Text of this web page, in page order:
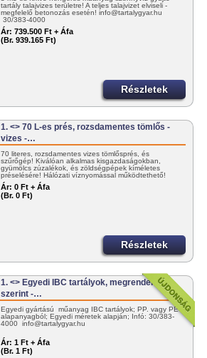
tartály talajvizes területre! A teljes talajvizet elviseli -
megfelelő betonozás esetén! info@tartalygyar.hu
30/383-4000
Ár: 739.500 Ft + Áfa
(Br. 939.165 Ft)
Részletek
1. <> 70 L-es prés, rozsdamentes tömlős -
vizes -…
70 literes, rozsdamentes vizes tömlősprés, és
szűrőgép! Kiválóan alkalmas kisgazdaságokban,
gyümölcs zúzalékok, és zöldségpépek kíméletes
préselésére! Hálózati víznyomással működtethető!
+36303834000
Ár: 0 Ft + Áfa
(Br. 0 Ft)
Részletek
1. <> Egyedi IBC tartályok, megrendelés
szerint -…
Egyedi gyártású műanyag IBC tartályok; PP. vagy PE
alapanyagból; Egyedi méretek alapján; Infó: 30/383-
4000 info@tartalygyar.hu
Ár: 1 Ft + Áfa
(Br. 1 Ft)